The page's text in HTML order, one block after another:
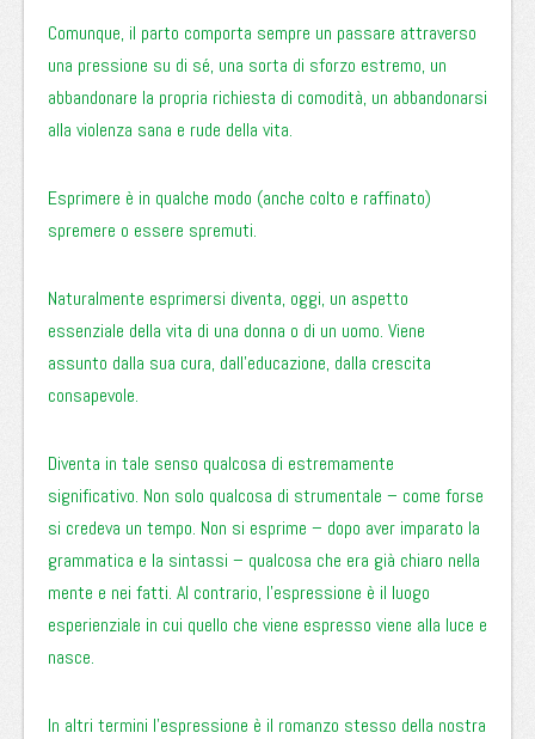
Comunque, il parto comporta sempre un passare attraverso
una pressione su di sé, una sorta di sforzo estremo, un
abbandonare la propria richiesta di comodità, un abbandonarsi
alla violenza sana e rude della vita.
Esprimere è in qualche modo (anche colto e raffinato)
spremere o essere spremuti.
Naturalmente esprimersi diventa, oggi, un aspetto
essenziale della vita di una donna o di un uomo. Viene
assunto dalla sua cura, dall’educazione, dalla crescita
consapevole.
Diventa in tale senso qualcosa di estremamente
significativo. Non solo qualcosa di strumentale – come forse
si credeva un tempo. Non si esprime – dopo aver imparato la
grammatica e la sintassi – qualcosa che era già chiaro nella
mente e nei fatti. Al contrario, l’espressione è il luogo
esperienziale in cui quello che viene espresso viene alla luce e
nasce.
In altri termini l’espressione è il romanzo stesso della nostra